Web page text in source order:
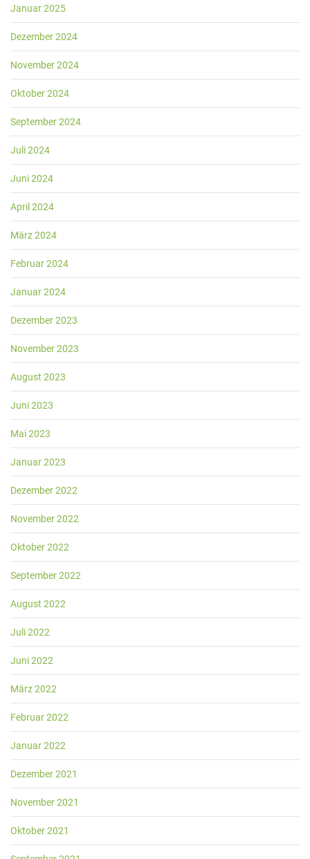
Januar 2025
Dezember 2024
November 2024
Oktober 2024
September 2024
Juli 2024
Juni 2024
April 2024
März 2024
Februar 2024
Januar 2024
Dezember 2023
November 2023
August 2023
Juni 2023
Mai 2023
Januar 2023
Dezember 2022
November 2022
Oktober 2022
September 2022
August 2022
Juli 2022
Juni 2022
März 2022
Februar 2022
Januar 2022
Dezember 2021
November 2021
Oktober 2021